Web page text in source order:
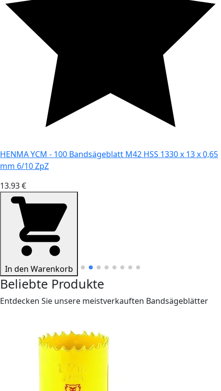
HENMA YCM - 100 Bandsägeblatt M42 HSS 1330 x 13 x 0,65
mm 6/10 ZpZ
13.93 €
In den Warenkorb
Beliebte Produkte
Entdecken Sie unsere meistverkauften Bandsägeblätter